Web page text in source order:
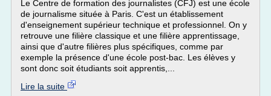
Le Centre de formation des journalistes (CFJ) est une école
de journalisme située à Paris. C'est un établissement
d'enseignement supérieur technique et professionnel. On y
retrouve une filière classique et une filière apprentissage,
ainsi que d'autre filières plus spécifiques, comme par
exemple la présence d'une école post-bac. Les élèves y
sont donc soit étudiants soit apprentis,...
Lire la suite